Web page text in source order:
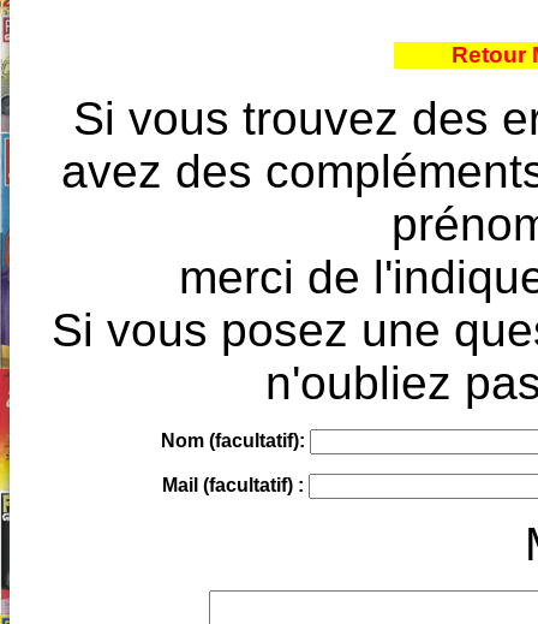
Retour
Si vous trouvez des
avez des
merci de
Si vous posez une
n'oubliez
Nom (facultatif):
Mail (facultatif) :